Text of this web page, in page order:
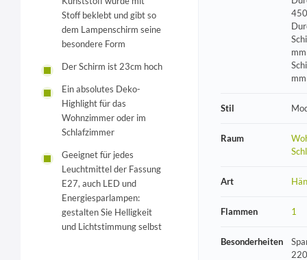
Stoff beklebt und gibt so
dem Lampenschirm seine
besondere Form
Der Schirm ist 23cm hoch
Ein absolutes Deko-
Highlight für das
Wohnzimmer oder im
Schlafzimmer
Geeignet für jedes
Leuchtmittel der Fassung
E27, auch LED und
Energiesparlampen:
gestalten Sie Helligkeit
und Lichtstimmung selbst
mm
Stil
Raum
Art
Flammen 1
Besonderheiten